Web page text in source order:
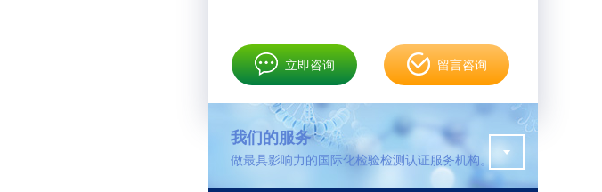
运动场地检测
涉水产品检测
化妆品检测
水资源检测
毒理检测
立即咨询 留言咨询
我们的服务
做最具影响力的国际化检验检测认证服务机构。